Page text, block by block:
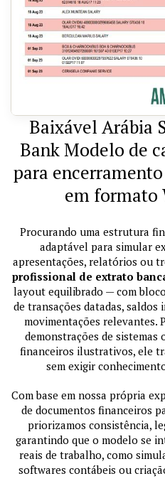
Baixável Arábia
Bank Modelo de
para
em formato
Procurando uma estrutura
adaptável para simular
apresentações, relatórios ou
profissional de extrato
layout equilibrado — com
de transações datadas,
movimentações relevantes.
demonstrações de sistemas
financeiros ilustrativos, ele
sem exigir
Com base em nossa própria
de documentos financeiros
priorizamos consistência,
garantindo que o modelo se
reais de trabalho, como
softwares contábeis ou